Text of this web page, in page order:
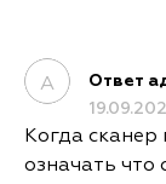
Я
А
Ответ
Когда сканер
означать что